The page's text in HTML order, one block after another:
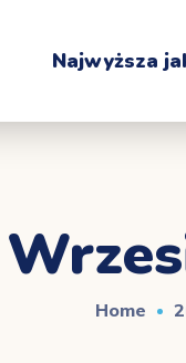
Najwyższa
Home